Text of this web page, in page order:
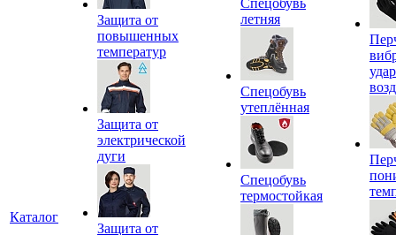
Каталог
Защита от
повышенных
температур
Защита от
электрической
дуги
Защита от
Спецобувь
летняя
Спецобувь
утеплённая
Спецобувь
термостойкая